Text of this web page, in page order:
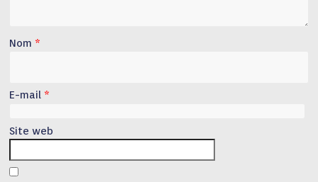
Nom *
E-mail *
Site web